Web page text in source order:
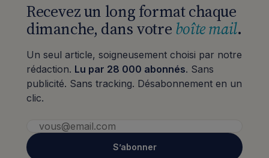
Recevez un long format chaque
dimanche, dans votreboîte mail.
Un seul article, soigneusement choisi par notre
rédaction. Lu par 28 000 abonnés. Sans
publicité. Sans tracking. Désabonnement en un
clic.
S’abonner